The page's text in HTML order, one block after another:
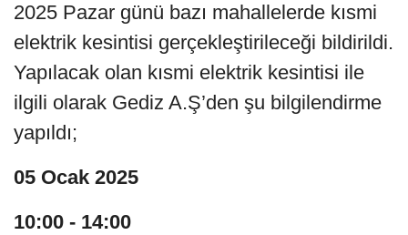
2025 Pazar günü bazı mahallelerde kısmi
elektrik kesintisi gerçekleştirileceği bildirildi.
Yapılacak olan kısmi elektrik kesintisi ile
ilgili olarak Gediz A.Ş’den şu bilgilendirme
yapıldı;
05 Ocak 2025
10:00 - 14:00